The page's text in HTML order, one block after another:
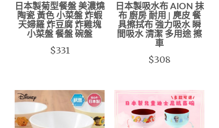
日本製菊型餐盤 美濃燒
陶瓷 黃色 小菜盤 炸蝦
天婦羅 炸豆腐 炸雞塊
小菜盤 餐盤 碗盤
$331
日本製吸水布 AION 抹
布 廚房 耐用 | 麂皮 餐
具擦拭布 強力吸水 瞬
間吸水 清潔 多用途 擦
車
$308